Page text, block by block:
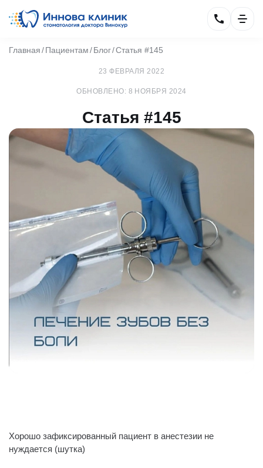
Главная Пациентам Блог Статья #145
23 ФЕВРАЛЯ 2022
ОБНОВЛЕНО: 8 НОЯБРЯ 2024
Статья #145
Хорошо зафиксированный пациент в анестезии не
нуждается (шутка)